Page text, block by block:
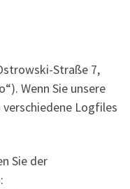
Straße 7,
Wenn Sie unsere
Logfiles
Sie der